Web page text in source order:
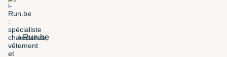
i-Run.be